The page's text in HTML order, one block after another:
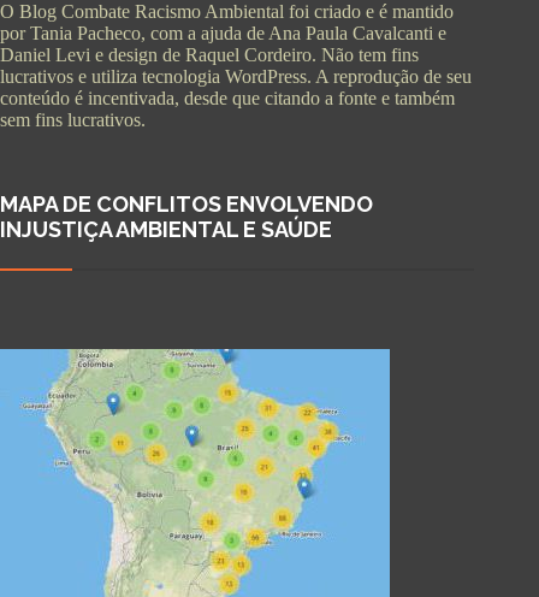
O Blog Combate Racismo Ambiental foi criado e é mantido
por Tania Pacheco, com a ajuda de Ana Paula Cavalcanti e
Daniel Levi e design de Raquel Cordeiro. Não tem fins
lucrativos e utiliza tecnologia WordPress. A reprodução de seu
conteúdo é incentivada, desde que citando a fonte e também
sem fins lucrativos.
MAPA DE CONFLITOS ENVOLVENDO
INJUSTIÇA AMBIENTAL E SAÚDE